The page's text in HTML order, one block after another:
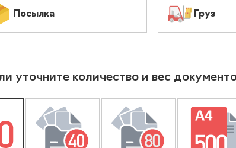
Посылка Груз
уточните количество и вес